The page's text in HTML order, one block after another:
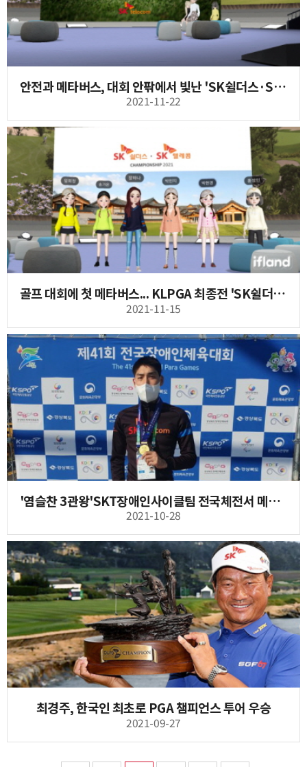
안전과 메타버스, 대회 안팎에서 빛난 'SK쉴더스·SK텔레콤 챔피언십 2021' 성료
2021-11-22
골프 대회에 첫 메타버스... KLPGA 최종전 'SK쉴더스·SK텔레콤 챔피언십'
2021-11-15
'염슬찬 3관왕'SKT장애인사이클팀 전국체전서 메달 6개 '쾌거'
2021-10-28
최경주, 한국인 최초로 PGA 챔피언스 투어 우승
2021-09-27